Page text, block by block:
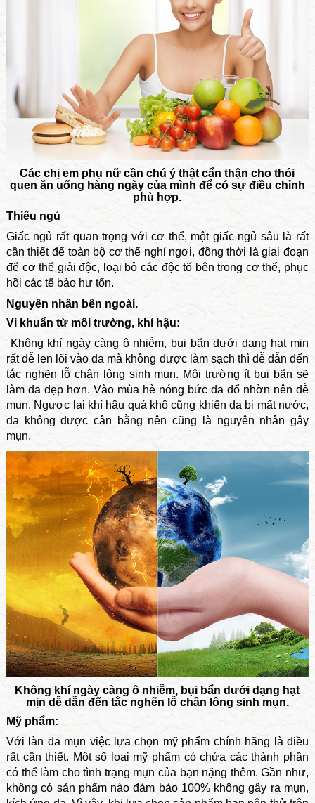
Các chị em phụ nữ cần chú ý thật cẩn thận cho thói
quen ăn uống hàng ngày của mình để có sự điều chỉnh
phù hợp.
Thiếu ngủ
Giấc ngủ rất quan trọng với cơ thể, một giấc ngủ sâu là rất
cần thiết để toàn bộ cơ thể nghỉ ngơi, đồng thời là giai đoạn
để cơ thể giải độc, loại bỏ các độc tố bên trong cơ thể, phục
hồi các tế bào hư tổn.
Nguyên nhân bên ngoài​.
Vi khuẩn từ môi trường, khí hậu:
Không khí ngày càng ô nhiễm, bụi bẩn dưới dạng hạt mịn
rất dễ len lõi vào da mà không được làm sạch thì dễ dẫn đến
tắc nghẽn lỗ chân lông sinh mụn. Môi trường ít bụi bẩn sẽ
làm da đẹp hơn. Vào mùa hè nóng bức da đổ nhờn nên dễ
mụn. Ngược lại khí hậu quá khô cũng khiến da bị mất nước,
da không được cân bằng nên cũng là nguyên nhân gây
mụn.
Không khí ngày càng ô nhiễm, bụi bẩn dưới dạng hạt
mịn dễ dẫn đến tắc nghẽn lỗ chân lông sinh mụn.
Mỹ phẩm:
Với làn da mụn việc lựa chọn mỹ phẩm chính hãng là điều
rất cần thiết. Một số loại mỹ phẩm có chứa các thành phần
có thể làm cho tình trạng mụn của bạn nặng thêm. Gần như,
không có sản phẩm nào đảm bảo 100% không gây ra mụn,